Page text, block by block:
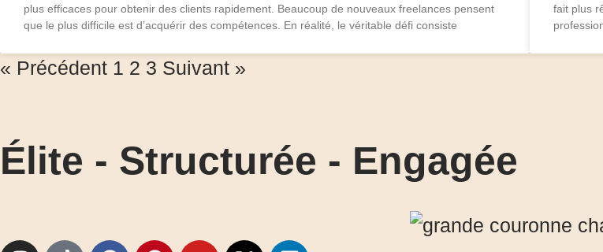
plus efficaces pour obtenir des clients rapidement. Beaucoup de nouveaux freelances pensent
que le plus difficile est d’acquérir des compétences. En réalité, le véritable défi consiste
fait plus
« Précédent 1 2 3 Suivant »
Élite - Structurée - Engagée